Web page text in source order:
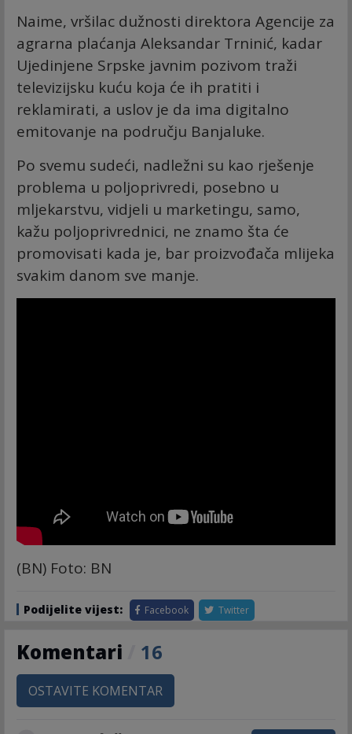
Naime, vršilac dužnosti direktora Agencije za
agrarna plaćanja Aleksandar Trninić, kadar
Ujedinjene Srpske javnim pozivom traži
televizijsku kuću koja će ih pratiti i
reklamirati, a uslov je da ima digitalno
emitovanje na području Banjaluke.
Po svemu sudeći, nadležni su kao rješenje
problema u poljoprivredi, posebno u
mljekarstvu, vidjeli u marketingu, samo,
kažu poljoprivrednici, ne znamo šta će
promovisati kada je, bar proizvođača mlijeka
svakim danom sve manje.
(BN) Foto: BN
Podijelite vijest: Facebook Twitter
Komentari 16
OSTAVITE KOMENTAR